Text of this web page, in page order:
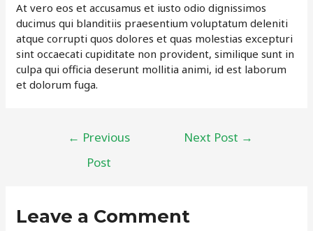
At vero eos et accusamus et iusto odio dignissimos
ducimus qui blanditiis praesentium voluptatum deleniti
atque corrupti quos dolores et quas molestias excepturi
sint occaecati cupiditate non provident, similique sunt in
culpa qui officia deserunt mollitia animi, id est laborum
et dolorum fuga.
Post
navigation
← Previous
Post
Next Post →
Leave a Comment